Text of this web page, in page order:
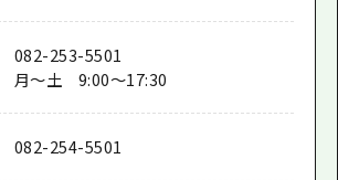
082-253-5501
月～土 9:00～17:30
082-254-5501